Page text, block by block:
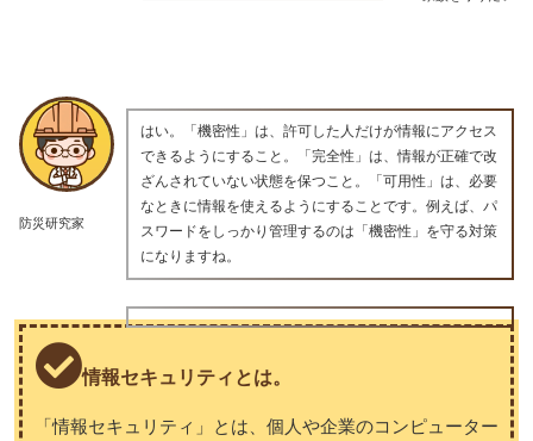
防災研究家
はい。「機密性」は、許可した人だけが情報にアクセス
できるようにすること。「完全性」は、情報が正確で改
ざんされていない状態を保つこと。「可用性」は、必要
なときに情報を使えるようにすることです。例えば、パ
スワードをしっかり管理するのは「機密性」を守る対策
になりますね。
情報セキュリティとは。
「情報セキュリティ」とは、個人や企業のコンピューター